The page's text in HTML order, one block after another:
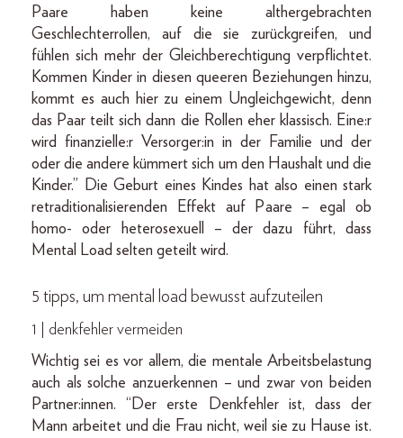
Paare haben keine althergebrachten
Geschlechterrollen, auf die sie zurückgreifen, und
fühlen sich mehr der Gleichberechtigung verpflichtet.
Kommen Kinder in diesen queeren Beziehungen hinzu,
kommt es auch hier zu einem Ungleichgewicht, denn
das Paar teilt sich dann die Rollen eher klassisch. Eine:r
wird finanzielle:r Versorger:in in der Familie und der
oder die andere kümmert sich um den Haushalt und die
Kinder.” Die Geburt eines Kindes hat also einen stark
retraditionalisierenden Effekt auf Paare – egal ob
homo- oder heterosexuell – der dazu führt, dass
Mental Load selten geteilt wird.
5 tipps, um mental load bewusst aufzuteilen
1 | denkfehler vermeiden
Wichtig sei es vor allem, die mentale Arbeitsbelastung
auch als solche anzuerkennen – und zwar von beiden
Partner:innen. “Der erste Denkfehler ist, dass der
Mann arbeitet und die Frau nicht, weil sie zu Hause ist.